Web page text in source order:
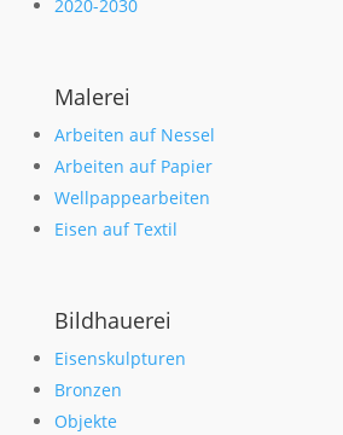
2020-2030
Malerei
Arbeiten auf Nessel
Arbeiten auf Papier
Wellpappearbeiten
Eisen auf Textil
Bildhauerei
Eisenskulpturen
Bronzen
Objekte